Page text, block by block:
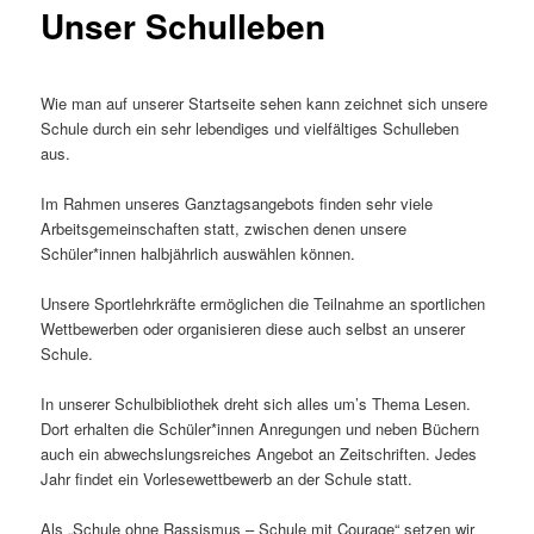
Unser Schulleben
Wie man auf unserer Startseite sehen kann zeichnet sich unsere
Schule durch ein sehr lebendiges und vielfältiges Schulleben
aus.
Im Rahmen unseres Ganztagsangebots finden sehr viele
Arbeitsgemeinschaften statt, zwischen denen unsere
Schüler*innen halbjährlich auswählen können.
Unsere Sportlehrkräfte ermöglichen die Teilnahme an sportlichen
Wettbewerben oder organisieren diese auch selbst an unserer
Schule.
In unserer Schulbibliothek dreht sich alles um’s Thema Lesen.
Dort erhalten die Schüler*innen Anregungen und neben Büchern
auch ein abwechslungsreiches Angebot an Zeitschriften. Jedes
Jahr findet ein Vorlesewettbewerb an der Schule statt.
Als „Schule ohne Rassismus – Schule mit Courage“ setzen wir